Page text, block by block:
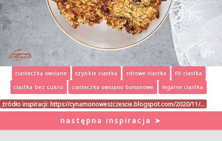
ciasteczka owsiane szybkie ciastka zdrowe ciastka
fit ciastka
ciastka bez cukru
ciasteczka owsiano bananowe legalne ciastka
źródło inspiracji: https://cynamonoweszczescie.blogspot.com/2020/11/…
następna inspiracja ➤